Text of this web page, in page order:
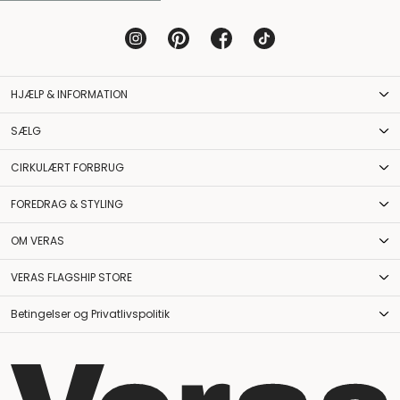
HJÆLP & INFORMATION
SÆLG
CIRKULÆRT FORBRUG
FOREDRAG & STYLING
OM VERAS
VERAS FLAGSHIP STORE
Betingelser og Privatlivspolitik